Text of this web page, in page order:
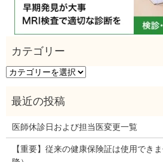
カ
ゴ
リ
医師休診日および担当医変更一覧
【重要】従来の健康保険証は使用でき